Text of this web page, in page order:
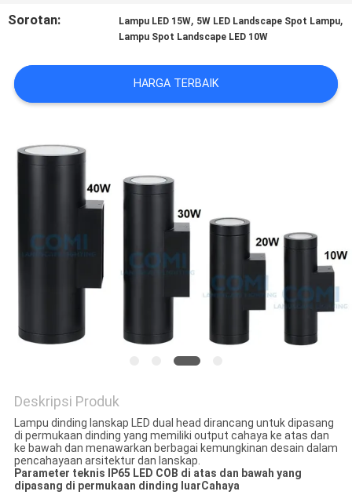
SITEMAP
KEBIJAKAN
PRIVASI
Sorotan:
Lampu LED 15W, 5W LED Landscape Spot Lampu,
Lampu Spot Landscape LED 10W
HARGA TERBAIK
Deskripsi Produk
Lampu dinding lanskap LED dual head dirancang untuk dipasang
di permukaan dinding yang memiliki output cahaya ke atas dan
ke bawah dan menawarkan berbagai kemungkinan desain dalam
pencahayaan arsitektur dan lanskap.
Parameter teknis IP65 LED COB di atas dan bawah yang
dipasang di permukaan dinding luarCahaya